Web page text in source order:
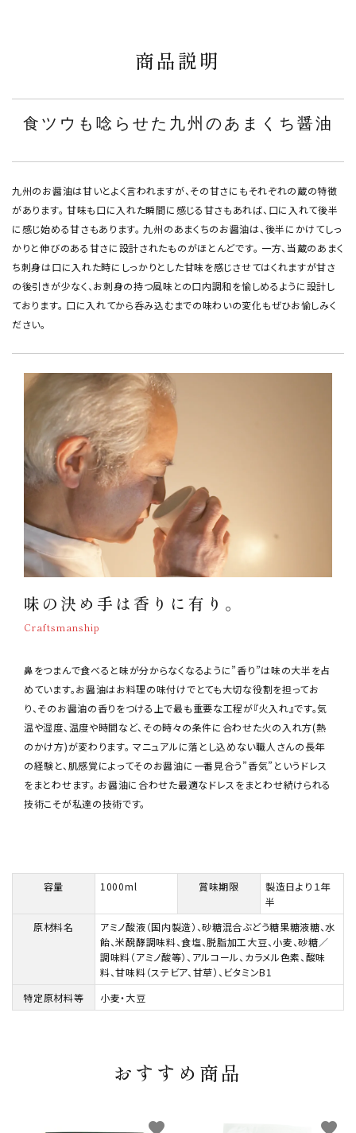
商品説明
食ツウも唸らせた九州のあまくち醤油
九州のお醤油は甘いとよく言われますが、その甘さにもそれぞれの蔵の特徴
があります。 甘味も口に入れた瞬間に感じる甘さもあれば、口に入れて後半
に感じ始める甘さもあります。 九州のあまくちのお醤油は、後半にかけてしっ
かりと伸びのある甘さに設計されたものがほとんどです。 一方、当蔵のあまく
ち刺身は口に入れた時にしっかりとした甘味を感じさせてはくれますが甘さ
の後引きが少なく、お刺身の持つ風味との口内調和を愉しめるように設計し
ております。 口に入れてから呑み込むまでの味わいの変化もぜひお愉しみく
ださい。
味の決め手は香りに有り。
Craftsmanship
鼻をつまんで食べると味が分からなくなるように”香り”は味の大半を占
めています。お醤油はお料理の味付けでとても大切な役割を担ってお
り、そのお醤油の香りをつける上で最も重要な工程が『火入れ』です。気
温や湿度、温度や時間など、その時々の条件に合わせた火の入れ方(熱
のかけ方)が変わります。 マニュアルに落とし込めない職人さんの長年
の経験と、肌感覚によってそのお醤油に一番見合う”香気”というドレス
をまとわせます。 お醤油に合わせた最適なドレスをまとわせ続けられる
技術こそが私達の技術です。
容量 1000ml 賞味期限
製造日より１年
半
原材料名
アミノ酸液（国内製造）、砂糖混合ぶどう糖果糖液糖、水
飴、米醗酵調味料、食塩、脱脂加工大豆、小麦、砂糖／
調味料（アミノ酸等）、アルコール、カラメル色素、酸味
料、甘味料（ステビア、甘草）、ビタミンB1
特定原材料等
小麦・大豆
おすすめ商品
favorite favorite